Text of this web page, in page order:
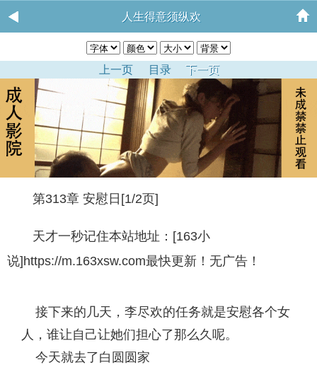
人生得意须纵欢
上一页 目录 下一页
第313章 安慰日[1/2页]
天才一秒记住本站地址：[163小
说]https://m.163xsw.com最快更新！无广告！
接下来的几天，李尽欢的任务就是安慰各个女
人，谁让自己让她们担心了那么久呢。
今天就去了白圆圆家